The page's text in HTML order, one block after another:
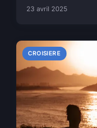
23 avril 2025
CROISIERE